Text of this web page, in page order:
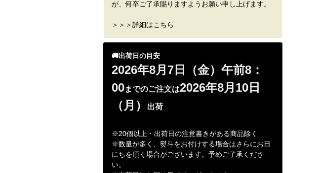
が、何卒ご了承賜りますようお願い申し上げます。
＞＞＞詳細はこちら
🚚出荷日の目安
2026年8月7日（金）午前8：
00までのご注文は2026年8月10日
（月）
出荷
※20個以上・出荷日の注意書きがある商品除く
※数量が多く、熨斗をお付けする場合はさらにお日
にちを頂く場合がございます。予めご了承くださ
い。